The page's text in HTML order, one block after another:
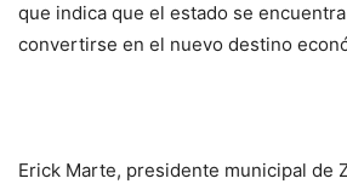
que indica que el estado se
convertirse en el nuevo destino
Erick Marte, presidente municipal de